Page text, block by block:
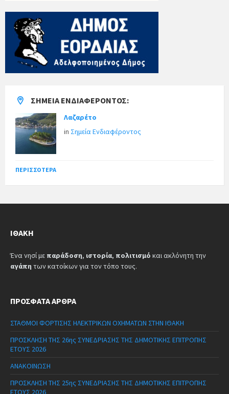
ΣΗΜΕΊΑ ΕΝΔΙΑΦΈΡΟΝΤΟΣ:
Λαζαρέτο
in Σημεία Ενδιαφέροντος
ΠΕΡΙΣΣΌΤΕΡΑ
ΙΘΆΚΗ
Ένα νησί με παράδοση, ιστορία, πολιτισμό και ακλόνητη την
αγάπη των κατοίκων για τον τόπο τους.
ΠΡΌΣΦΑΤΑ ΆΡΘΡΑ
ΣΤΑΘΜΟΙ ΦΟΡΤΙΣΗΣ ΗΛΕΚΤΡΙΚΩΝ ΟΧΗΜΑΤΩΝ ΣΤΗΝ ΙΘΑΚΗ
ΠΡΟΣΚΛΗΣΗ ΤΗΣ 26ης ΣΥΝΕΔΡΙΑΣΗΣ ΤΗΣ ΔΗΜΟΤΙΚΗΣ ΕΠΙΤΡΟΠΗΣ
ΕΤΟΥΣ 2026
ΑΝΑΚΟΙΝΩΣΗ
ΠΡΟΣΚΛΗΣΗ ΤΗΣ 25ης ΣΥΝΕΔΡΙΑΣΗΣ ΤΗΣ ΔΗΜΟΤΙΚΗΣ ΕΠΙΤΡΟΠΗΣ
ΕΤΟΥΣ 2026